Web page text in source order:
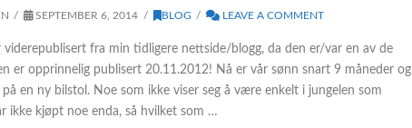
SEPTEMBER 6, 2014 BLOG LEAVE A COMMENT
viderepublisert fra min tidligere nettside/blogg, da den er/var en av de
er opprinnelig publisert 20.11.2012! Nå er vår sønn snart 9 måneder og
en ny bilstol. Noe som ikke viser seg å være enkelt i jungelen som
ikke kjøpt noe enda, så hvilket som …